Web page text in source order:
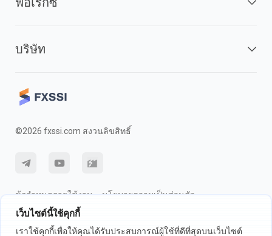
เว็บไซต์นี้ใช้คุกกี้
เราใช้คุกกี้เพื่อให้คุณได้รับประสบการณ์ผู้ใช้ที่ดีที่สุดบนเว็บไซต์
บริษัท
©2026 fxssi.com สงวนลิขสิทธิ์
ข้อกำหนดการใช้งาน
นโยบายความเป็นส่วนตัว
การเปิดเผยความเสี่ยง